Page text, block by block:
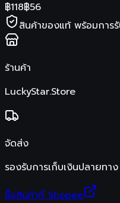
฿118฿56
สินค้าของแท้ พร้อมการ
ร้านค้า
LuckyStar.Store
จัดส่ง
รองรับการเก็บเงินปลายทาง
ซื้อสินค้าที่ Shopee